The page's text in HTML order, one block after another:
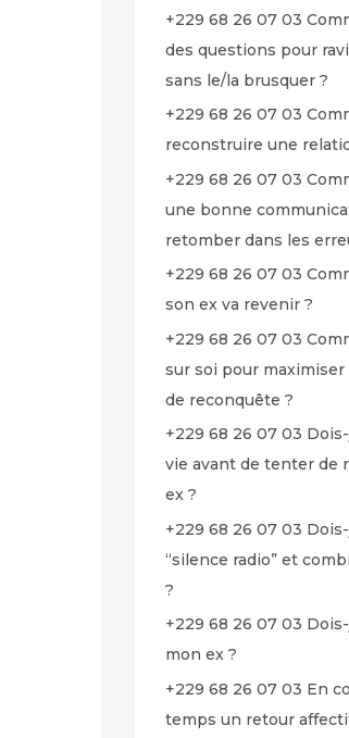
+229 68 26 07 03
des questions pour
sans le/la brusquer ?
+229 68 26 07 03
reconstruire une
+229 68 26 07 03
une bonne
retomber dans les
+229 68 26 07 03
son ex va revenir ?
+229 68 26 07 03
sur soi pour maximiser
de reconquête ?
+229 68 26 07 03
vie avant de tenter de
ex ?
+229 68 26 07 03
“silence radio” et
?
+229 68 26 07 03
mon ex ?
+229 68 26 07 03 En
temps un retour